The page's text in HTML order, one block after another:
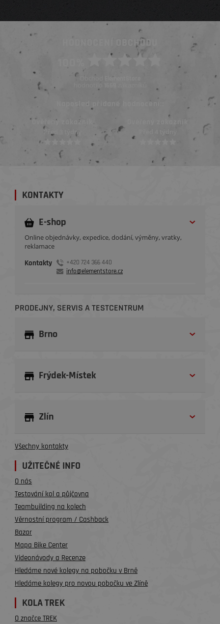
HODNOCENÍ OBCHODU
Obchod ElementStore
hodnotilo
Naposled přidané hodnocení::
Ověřený zákazník
Před 3 týdny
KONTAKTY
E-shop
Online objednávky, expedice, dodání, výměny, vratky,
reklamace
Kontakty
+420 724 366 440
info@elementstore.cz
PRODEJNY, SERVIS A TESTCENTRUM
Brno
Frýdek-Místek
Zlín
Všechny kontakty
UŽITEČNÉ INFO
O nás
Testování kol a půjčovna
Teambuilding na kolech
Věrnostní program / Cashback
Bazar
Mapa Bike Center
Videonávody a Recenze
Hledáme nové kolegy na pobočku v Brně
Hledáme kolegy pro novou pobočku ve Zlíně
KOLA TREK
O značce TREK